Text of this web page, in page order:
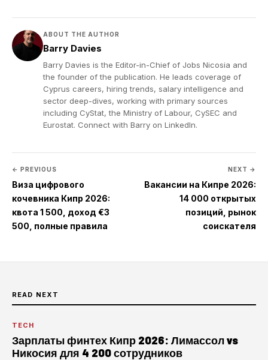
ABOUT THE AUTHOR
Barry Davies
Barry Davies is the Editor-in-Chief of Jobs Nicosia and
the founder of the publication. He leads coverage of
Cyprus careers, hiring trends, salary intelligence and
sector deep-dives, working with primary sources
including CyStat, the Ministry of Labour, CySEC and
Eurostat. Connect with Barry on LinkedIn.
← PREVIOUS
Виза цифрового
кочевника Кипр 2026:
квота 1 500, доход €3
500, полные правила
NEXT →
Вакансии на Кипре 2026:
14 000 открытых
позиций, рынок
соискателя
READ NEXT
TECH
Зарплаты финтех Кипр 2026: Лимассол vs
Никосия для 4 200 сотрудников